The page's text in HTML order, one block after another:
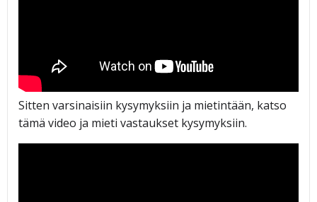
Sitten varsinaisiin kysymyksiin ja mietintään, katso
tämä video ja mieti vastaukset kysymyksiin.